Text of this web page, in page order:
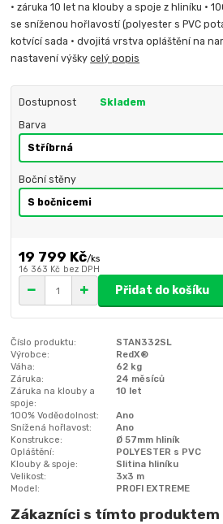
• záruka 10 let na klouby a spoje z hliníku •
se sníženou hořlavostí (polyester s PVC
kotvící sada • dvojitá vrstva opláštění na
nastavení výškycelý popis
Dostupnost Skladem
Barva
Boční stěny
19 799 Kč/ks
16 363 Kč bez DPH
Přidat do košíku
Číslo produktu:
STAN332SL
Výrobce:
RedX®
Váha:
62 kg
Záruka:
24 měsíců
Záruka na klouby a
spoje:
10 let
100% Voděodolnost:
Ano
Snížená hořlavost:
Ano
Konstrukce:
Ø 57mm hliník
Opláštění:
POLYESTER s PVC
Klouby & spoje:
Slitina hliníku
Velikost:
3x3 m
Model:
PROFI EXTREME
Zákazníci s tímto produktem